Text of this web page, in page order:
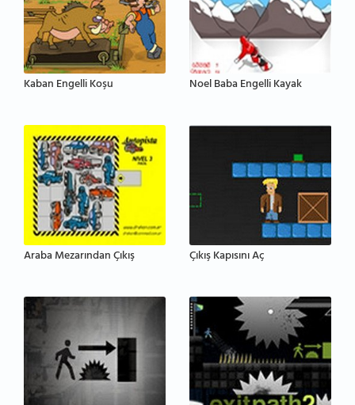
Kaban Engelli Koşu Noel Baba Engelli Kayak
Araba Mezarından Çıkış Çıkış Kapısını Aç